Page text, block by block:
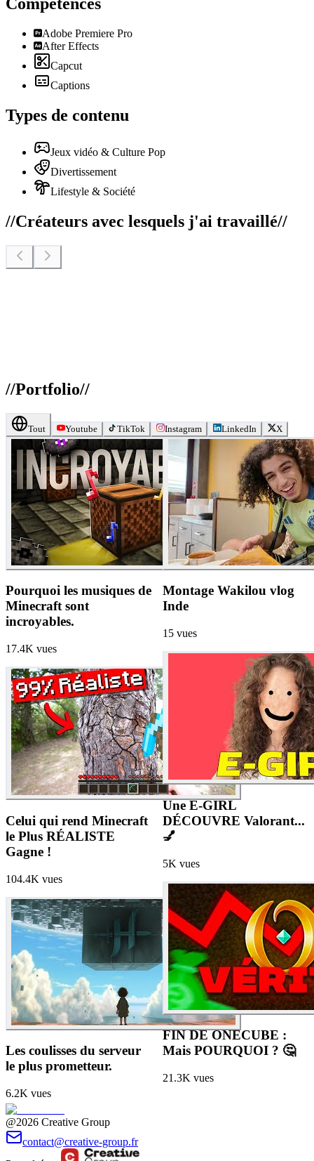
Compétences
Adobe Premiere Pro
After Effects
Capcut
Captions
Types de contenu
Jeux vidéo & Culture Pop
Divertissement
Lifestyle & Société
//Créateurs avec lesquels j'ai travaillé//
//Portfolio//
Tout Youtube TikTok Instagram LinkedIn X
Pourquoi les musiques de
Minecraft sont
incroyables.
17.4K vues
Celui qui rend Minecraft
le Plus RÉALISTE
Gagne !
104.4K vues
Les coulisses du serveur
le plus prometteur.
6.2K vues
Montage Wakilou vlog
Inde
15 vues
Une E-GIRL
DÉCOUVRE Valorant...
💅
5K vues
FIN DE ONECUBE :
Mais POURQUOI ? 🤔
21.3K vues
@2026 Creative Group
contact@creative-group.fr